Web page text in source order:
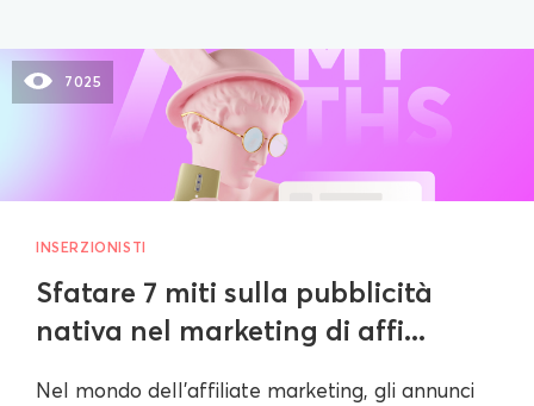
7025
INSERZIONISTI
Sfatare 7 miti sulla pubblicità
nativa nel marketing di affi...
Nel mondo dell'affiliate marketing, gli annunci